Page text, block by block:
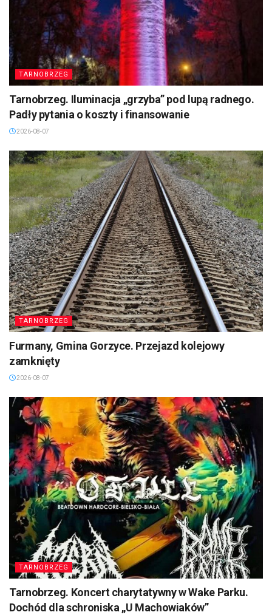
TARNOBRZEG
Tarnobrzeg. Iluminacja „grzyba” pod lupą radnego.
Padły pytania o koszty i finansowanie
2026-08-07
TARNOBRZEG
Furmany, Gmina Gorzyce. Przejazd kolejowy
zamknięty
2026-08-07
TARNOBRZEG
Tarnobrzeg. Koncert charytatywny w Wake Parku.
Dochód dla schroniska „U Machowiaków”